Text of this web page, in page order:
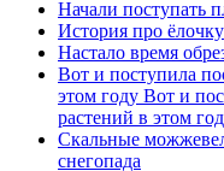
Начали поступать
История про ёлочку
Настало время
Вот и поступила
этом году Вот и
растений в этом
Скальные
снегопада